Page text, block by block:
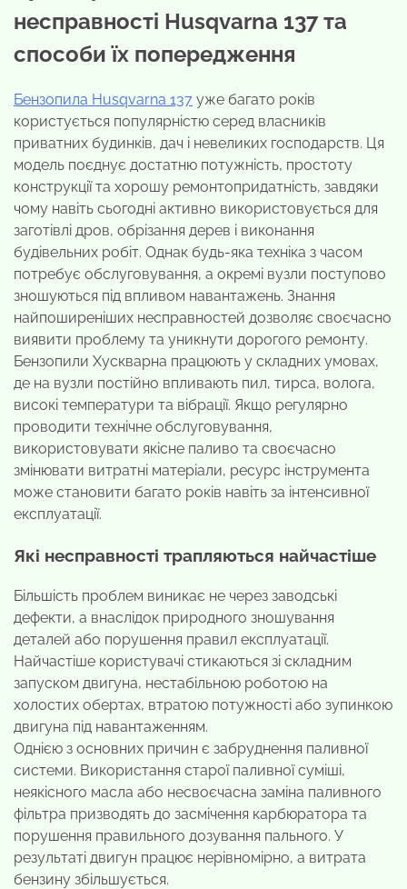
несправності Husqvarna 137 та
способи їх попередження
Бензопила Husqvarna 137 уже багато років
користується популярністю серед власників
приватних будинків, дач і невеликих господарств. Ця
модель поєднує достатню потужність, простоту
конструкції та хорошу ремонтопридатність, завдяки
чому навіть сьогодні активно використовується для
заготівлі дров, обрізання дерев і виконання
будівельних робіт. Однак будь-яка техніка з часом
потребує обслуговування, а окремі вузли поступово
зношуються під впливом навантажень. Знання
найпоширеніших несправностей дозволяє своєчасно
виявити проблему та уникнути дорогого ремонту.
Бензопили Хускварна працюють у складних умовах,
де на вузли постійно впливають пил, тирса, волога,
високі температури та вібрації. Якщо регулярно
проводити технічне обслуговування,
використовувати якісне паливо та своєчасно
змінювати витратні матеріали, ресурс інструмента
може становити багато років навіть за інтенсивної
експлуатації.
Які несправності трапляються найчастіше
Більшість проблем виникає не через заводські
дефекти, а внаслідок природного зношування
деталей або порушення правил експлуатації.
Найчастіше користувачі стикаються зі складним
запуском двигуна, нестабільною роботою на
холостих обертах, втратою потужності або зупинкою
двигуна під навантаженням.
Однією з основних причин є забруднення паливної
системи. Використання старої паливної суміші,
неякісного масла або несвоєчасна заміна паливного
фільтра призводять до засмічення карбюратора та
порушення правильного дозування пального. У
результаті двигун працює нерівномірно, а витрата
бензину збільшується.